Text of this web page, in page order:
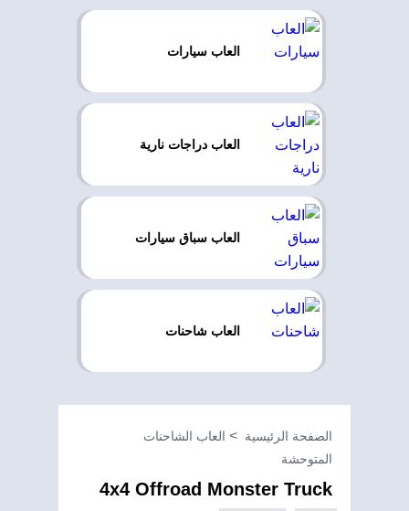
العاب سيارات
العاب دراجات نارية
العاب سباق سيارات
العاب شاحنات
الصفحة الرئيسية
العاب الشاحنات
المتوحشة
4x4 Offroad Monster Truck